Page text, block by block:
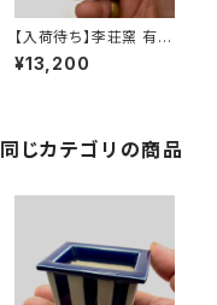
【入荷待ち】李荘窯 有田
焼の鉢 "瑠璃釉縞文丸"
¥13,200
同じカテゴリの商品